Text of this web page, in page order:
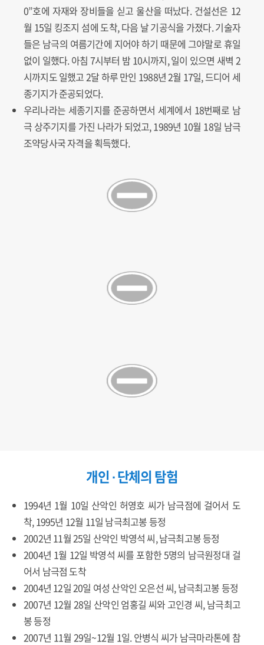
0”호에 자재와 장비들을 싣고 울산을 떠났다. 건설선은 12
월 15일 킹조지 섬에 도착, 다음 날 기공식을 가졌다. 기술자
들은 남극의 여름기간에 지어야 하기 때문에 그야말로 휴일
없이 일했다. 아침 7시부터 밤 10시까지, 일이 있으면 새벽 2
시까지도 일했고 2달 하루 만인 1988년 2월 17일, 드디어 세
종기지가 준공되었다.
우리나라는 세종기지를 준공하면서 세계에서 18번째로 남
극 상주기지를 가진 나라가 되었고, 1989년 10월 18일 남극
조약당사국 자격을 획득했다.
개인 ∙ 단체의 탐험
1994년 1월 10일 산악인 허영호 씨가 남극점에 걸어서 도
착, 1995년 12월 11일 남극최고봉 등정
2002년 11월 25일 산악인 박영석 씨, 남극최고봉 등정
2004년 1월 12일 박영석 씨를 포함한 5명의 남극원정대 걸
어서 남극점 도착
2004년 12일 20일 여성 산악인 오은선 씨, 남극최고봉 등정
2007년 12월 28일 산악인 엄홍길 씨와 고인경 씨, 남극최고
봉 등정
2007년 11월 29일~12월 1일. 안병식 씨가 남극마라톤에 참